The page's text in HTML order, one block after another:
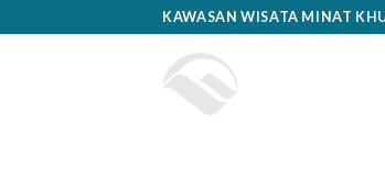
to
KAWASAN WISATA MINAT